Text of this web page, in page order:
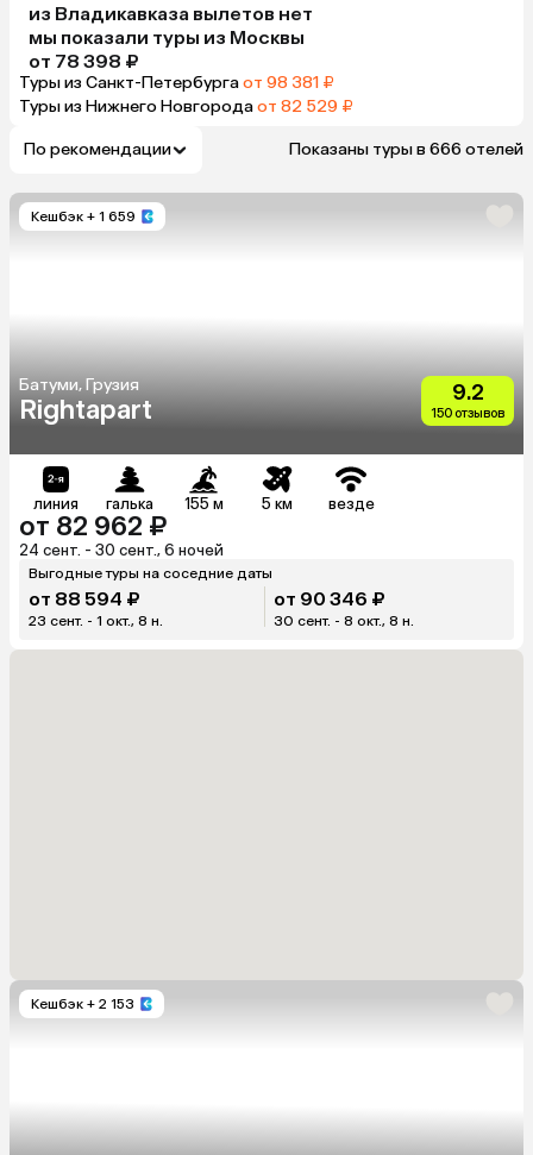
из Владикавказа вылетов нет
мы показали туры из Москвы
от 78 398 ₽
Туры из Санкт-Петербургаот 98 381 ₽
Туры из Нижнего Новгородаот 82 529 ₽
По рекомендации Показаны туры в 666 отелей
Кешбэк + 1 659
Батуми, Грузия
Rightapart
9.2
150 отзывов
линия галька 155 м 5 км везде
от 82 962 ₽
24 сент. - 30 сент., 6 ночей
Выгодные туры на соседние даты
от 88 594 ₽
23 сент. - 1 окт., 8 н.
от 90 346 ₽
30 сент. - 8 окт., 8 н.
Кешбэк + 2 153